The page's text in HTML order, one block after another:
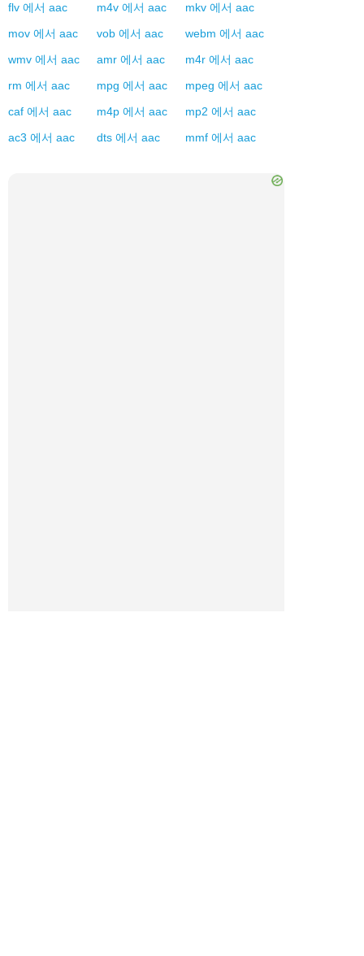
flv 에서 aac m4v 에서 aac mkv 에서 aac
mov 에서 aac vob 에서 aac webm 에서 aac
wmv 에서 aac amr 에서 aac m4r 에서 aac
rm 에서 aac mpg 에서 aac mpeg 에서 aac
caf 에서 aac m4p 에서 aac mp2 에서 aac
ac3 에서 aac dts 에서 aac mmf 에서 aac